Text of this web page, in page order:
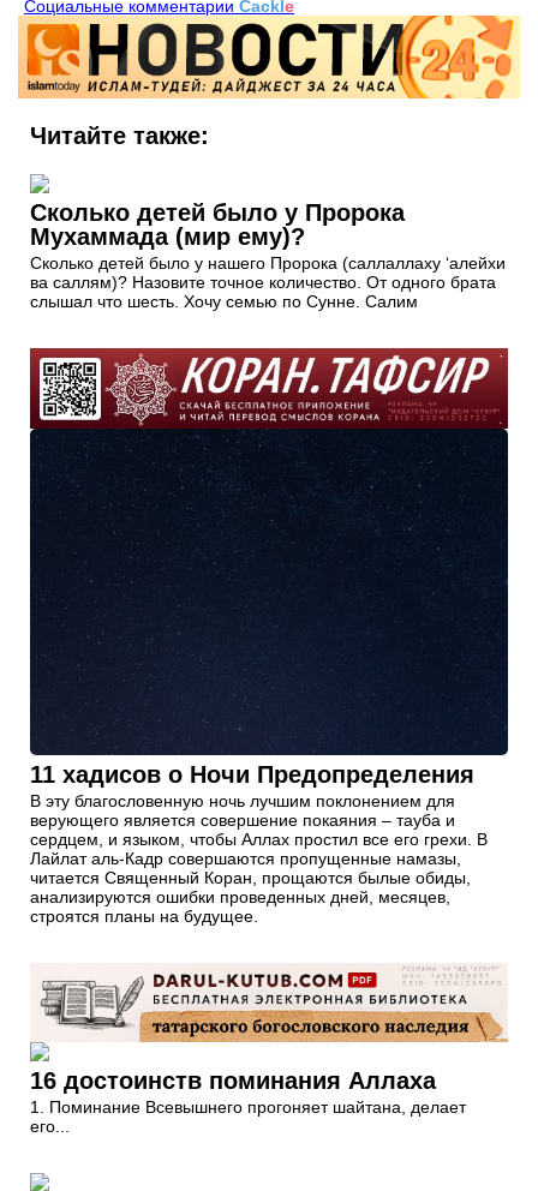
Социальные комментарии Cackle
Читайте также:
Сколько детей было у Пророка
Мухаммада (мир ему)?
Сколько детей было у нашего Пророка (саллаллаху ‘алейхи
ва саллям)? Назовите точное количество. От одного брата
слышал что шесть. Хочу семью по Сунне. Салим
11 хадисов о Ночи Предопределения
В эту благословенную ночь лучшим поклонением для
верующего является совершение покаяния – тауба и
сердцем, и языком, чтобы Аллах простил все его грехи. В
Лайлат аль-Кадр совершаются пропущенные намазы,
читается Священный Коран, прощаются былые обиды,
анализируются ошибки проведенных дней, месяцев,
строятся планы на будущее.
16 достоинств поминания Аллаха
1. Поминание Всевышнего прогоняет шайтана, делает
его...